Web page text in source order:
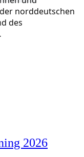
norddeutschen
des
2026